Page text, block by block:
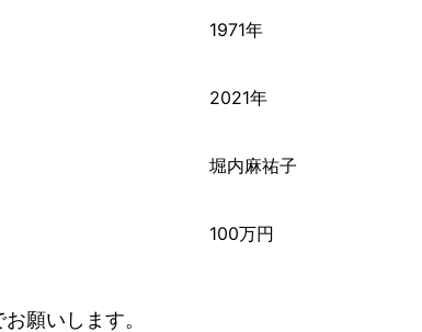
1971年
2021年
堀内麻祐子
100万円
願いします。